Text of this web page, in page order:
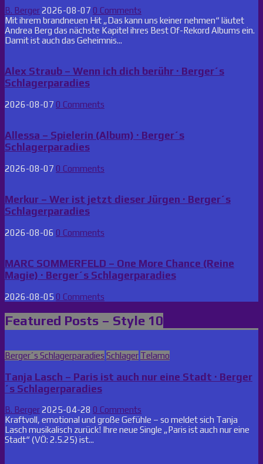
B. Berger2026-08-07 0 Comments
Mit ihrem brandneuen Hit „Das kann uns keiner nehmen“ läutet
Andrea Berg das nächste Kapitel ihres Best Of-Rekord Albums ein.
Damit ist auch das Geheimnis...
Alex Straub – Wenn ich dich berühr · Berger´s
Schlagerparadies
2026-08-07 0 Comments
Allessa – Spielerin (Album) · Berger´s
Schlagerparadies
2026-08-07 0 Comments
Merkur – Wer ist jetzt dieser Jürgen · Berger´s
Schlagerparadies
2026-08-06 0 Comments
MARC SOMMERFELD – One More Chance (Reine
Magie) · Berger´s Schlagerparadies
2026-08-05 0 Comments
Featured Posts – Style 10
Posted
Berger´s Schlagerparadies Schlager Telamo
Tanja Lasch – Paris ist auch nur eine Stadt · Berger
´s Schlagerparadies
B. Berger2025-04-28 0 Comments
Kraftvoll, emotional und große Gefühle – so meldet sich Tanja
Lasch musikalisch zurück! Ihre neue Single „Paris ist auch nur eine
Stadt“ (VÖ: 2.5.25) ist...